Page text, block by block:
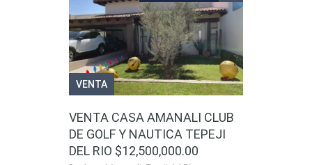
VENTA
VENTA CASA AMANALI CLUB
DE GOLF Y NAUTICA TEPEJI
DEL RIO $12,500,000.00